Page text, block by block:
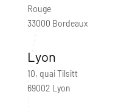
Rouge
33000 Bordeaux
Lyon
10, quai Tilsitt
69002 Lyon